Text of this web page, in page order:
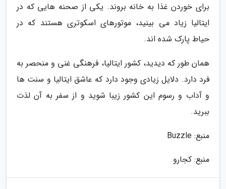
برای خوردن غذا به خانه بروند. یکی از صحنه هایی که در
ایتالیا زیاد می بینید، موتورهای اسکوتری هستند که در
حیاط پارک شده اند.
همان طور که دیدید، کشور ایتالیا، فرهنگی غنی و منحصر به
فرد دارد. دلایل زیادی وجود دارد که عاشق ایتالیا و سنت ها
و آداب و رسوم این کشور زیبا شوید و از سفر به آن لذت
ببرید.
منبع: Buzzle
منبع: کجارو